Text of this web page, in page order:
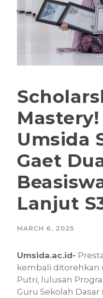
Umsida
Gaet
Lanjut
MARCH 6, 2025
Umsida.ac.id-
kembali ditorehkan
Putri, lulusan
Guru Sekolah Dasar